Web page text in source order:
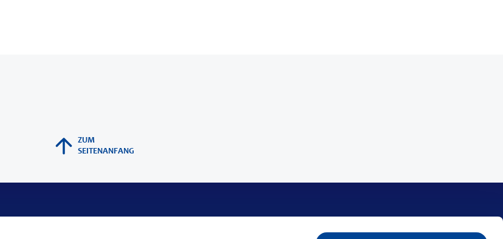
ZUM
SEITENANFANG